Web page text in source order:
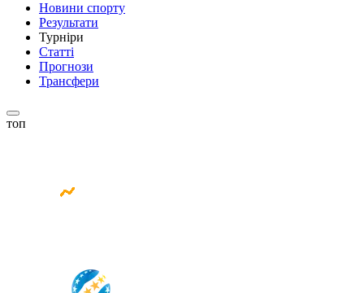
Новини спорту
Результати
Турніри
Статті
Прогнози
Трансфери
топ